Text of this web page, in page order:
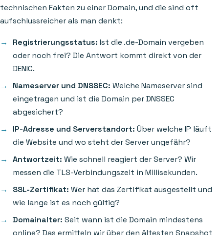
technischen Fakten zu einer Domain, und die sind oft
aufschlussreicher als man denkt:
Registrierungsstatus: Ist die .de-Domain vergeben
oder noch frei? Die Antwort kommt direkt von der
DENIC.
Nameserver und DNSSEC: Welche Nameserver sind
eingetragen und ist die Domain per DNSSEC
abgesichert?
IP-Adresse und Serverstandort: Über welche IP läuft
die Website und wo steht der Server ungefähr?
Antwortzeit: Wie schnell reagiert der Server? Wir
messen die TLS-Verbindungszeit in Millisekunden.
SSL-Zertifikat: Wer hat das Zertifikat ausgestellt und
wie lange ist es noch gültig?
Domainalter: Seit wann ist die Domain mindestens
online? Das ermitteln wir über den ältesten Snapshot